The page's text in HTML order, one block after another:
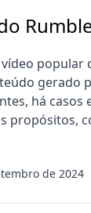
gerado
há
propósitos,
de 2024